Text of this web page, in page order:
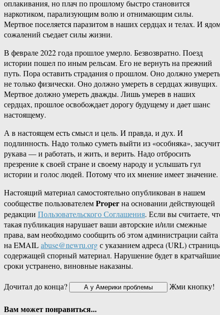
оплакивания, но плач по прошлому быстро становится
наркотиком, парализующим волю и отнимающим силы.
Мертвое поселяется паразитом в наших сердцах и телах. И
сожалений съедает силы жизни.
В феврале 2022 года прошлое умерло. Безвозвратно. Поезд
истории пошел по иным рельсам. Его не вернуть на прежний
путь. Пора оставить страдания о прошлом. Оно должно умереть
не только физически. Оно должно умереть в сердцах живущих.
Мертвое должно умереть дважды. Лишь умерев в наших
сердцах, прошлое освобождает дорогу будущему и дает шанс
настоящему.
А в настоящем есть смысл и цель. И правда, и дух. И
подлинность. Надо только суметь выйти из «особняка»,
рукава — и работать, и жить, и верить. Надо отбросить
презрение к своей стране и своему народу и услышать гул
истории и голос людей. Потому что их мнение имеет значение.
Настоящий материал самостоятельно опубликован в нашем
сообществе пользователемProperна основании действующей
редакции Пользовательского Соглашения. Если вы считаете,
такая публикация нарушает ваши авторские и/или смежные
права, вам необходимо сообщить об этом администрации сайта
на EMAILabuse@newru.orgс указанием адреса (URL)
содержащей спорный материал. Нарушение будет в кратчайшие
сроки устранено, виновные наказаны.
Дочитал до конца?
Жми кнопку!
Вам может понравиться...